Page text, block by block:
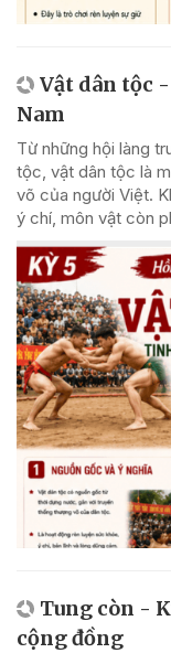
Vật dân tộc
Nam
Từ những hội làng
tộc, vật dân tộc là
võ của người Việt.
ý chí, môn vật còn
Tung còn -
cộng đồng